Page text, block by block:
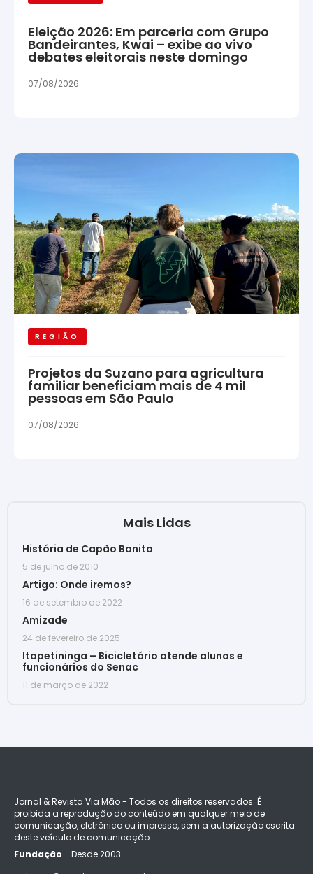
Eleição 2026: Em parceria com Grupo
Bandeirantes, Kwai – exibe ao vivo
debates eleitorais neste domingo
07/08/2026
REGIÃO
Projetos da Suzano para agricultura
familiar beneficiam mais de 4 mil
pessoas em São Paulo
07/08/2026
Mais Lidas
História de Capão Bonito
5 de julho de 2010
Artigo: Onde iremos?
16 de setembro de 2022
Amizade
24 de fevereiro de 2025
Itapetininga – Bicicletário atende alunos e
funcionários do Senac
11 de março de 2022
Jornal & Revista Via Mão - Todos os direitos reservados. É
proibida a reprodução do conteúdo em qualquer meio de
comunicação, eletrônico ou impresso, sem a autorização escrita
deste veículo de comunicação
Fundação - Desde 2003